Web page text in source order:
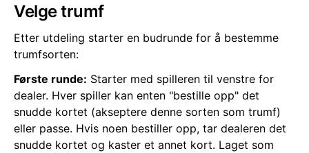
Velge trumf
Etter utdeling starter en budrunde for å bestemme
trumfsorten:
Første runde: Starter med spilleren til venstre for
dealer. Hver spiller kan enten "bestille opp" det
snudde kortet (akseptere denne sorten som trumf)
eller passe. Hvis noen bestiller opp, tar dealeren det
snudde kortet og kaster et annet kort. Laget som